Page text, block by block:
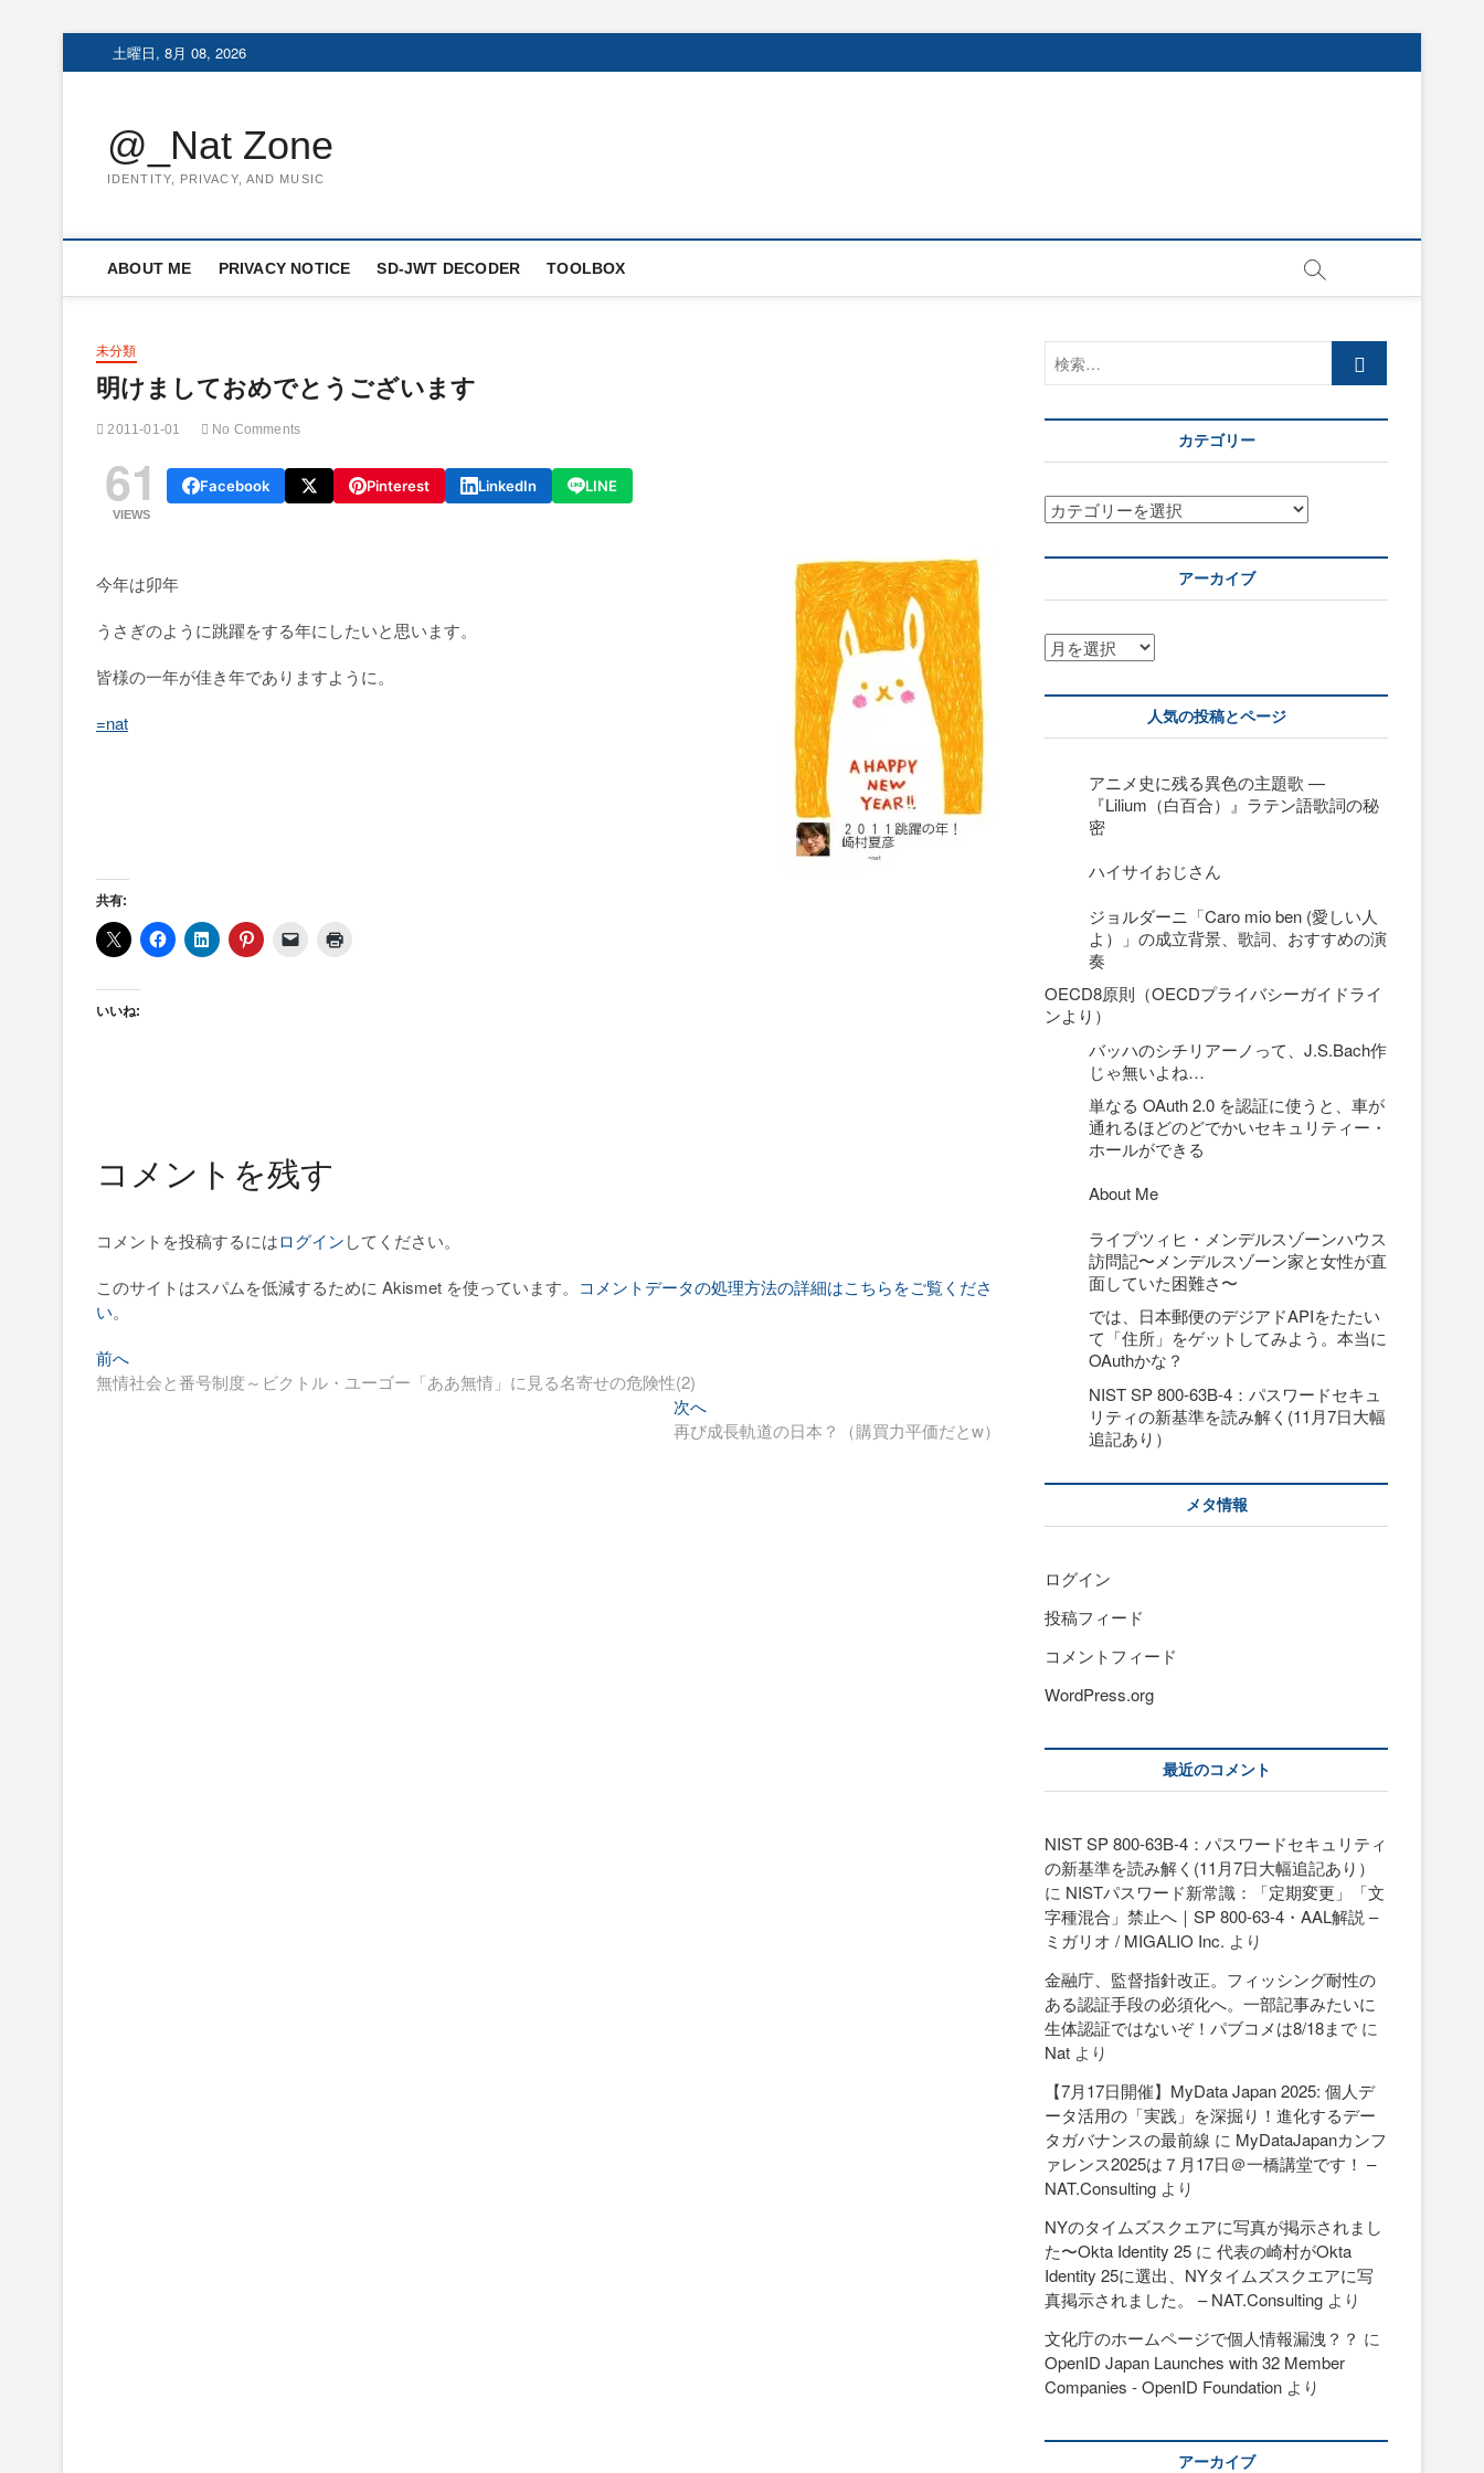
to
土曜日, 8月 08, 2026
@_Nat Zone
IDENTITY, PRIVACY, AND MUSIC
ABOUT ME PRIVACY NOTICE SD-JWT DECODER TOOLBOX
未分類
明けましておめでとうございます
2011-01-01 No Comments
61
VIEWS
Facebook Pinterest LinkedIn LINE
今年は卯年
うさぎのように跳躍をする年にしたいと思います。
皆様の一年が佳き年でありますように。
=nat
共有:
いいね:
コメントを残す
コメントを投稿するにはログインしてください。
このサイトはスパムを低減するために Akismet を使っています。 コメントデータの処理方法の詳細はこちらをご覧くださ
い。
投
稿
前へ
去
無情社会と番号制度～ビクトル・ユーゴー「ああ無情」に見る名寄せの危険性(2)
次へ
の
再び成長軌道の日本？（購買力平価だとw）
索…
カテゴリー
カ
テ
ゴ
ー
アーカイブ
ア
ー
カ
ブ
人気の投稿とページ
アニメ史に残る異色の主題歌 —
『Lilium（白百合）』ラテン語歌詞の秘
密
ハイサイおじさん
ジョルダーニ「Caro mio ben (愛しい人
よ）」の成立背景、歌詞、おすすめの演
奏
OECD8原則（OECDプライバシーガイドライ
ンより）
バッハのシチリアーノって、J.S.Bach作
じゃ無いよね…
単なる OAuth 2.0 を認証に使うと、車が
通れるほどのどでかいセキュリティー・
ホールができる
About Me
ライプツィヒ・メンデルスゾーンハウス
訪問記〜メンデルスゾーン家と女性が直
面していた困難さ〜
では、日本郵便のデジアドAPIをたたい
て「住所」をゲットしてみよう。本当に
OAuthかな？
NIST SP 800-63B-4：パスワードセキュ
リティの新基準を読み解く(11月7日大幅
追記あり）
メタ情報
ログイン
投稿フィード
コメントフィード
WordPress.org
最近のコメント
NIST SP 800-63B-4：パスワードセキュリティ
の新基準を読み解く(11月7日大幅追記あり）
に NISTパスワード新常識：「定期変更」「文
字種混合」禁止へ｜SP 800-63-4・AAL解説 –
ミガリオ / MIGALIO Inc. より
金融庁、監督指針改正。フィッシング耐性の
ある認証手段の必須化へ。一部記事みたいに
生体認証ではないぞ！パブコメは8/18まで に
Nat より
【7月17日開催】MyData Japan 2025: 個人デ
ータ活用の「実践」を深掘り！進化するデー
タガバナンスの最前線 に MyDataJapanカンフ
ァレンス2025は７月17日＠一橋講堂です！ –
NAT.Consulting より
NYのタイムズスクエアに写真が掲示されまし
た〜Okta Identity 25 に 代表の崎村がOkta
Identity 25に選出、NYタイムズスクエアに写
真掲示されました。 – NAT.Consulting より
文化庁のホームページで個人情報漏洩？？ に
OpenID Japan Launches with 32 Member
Companies - OpenID Foundation より
アーカイブ